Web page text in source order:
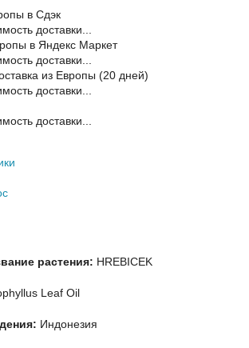
в Сдэк
доставки...
в Яндекс Маркет
доставки...
из Европы (20 дней)
доставки...
доставки...
растения: HREBICEK
Leaf Oil
Индонезия